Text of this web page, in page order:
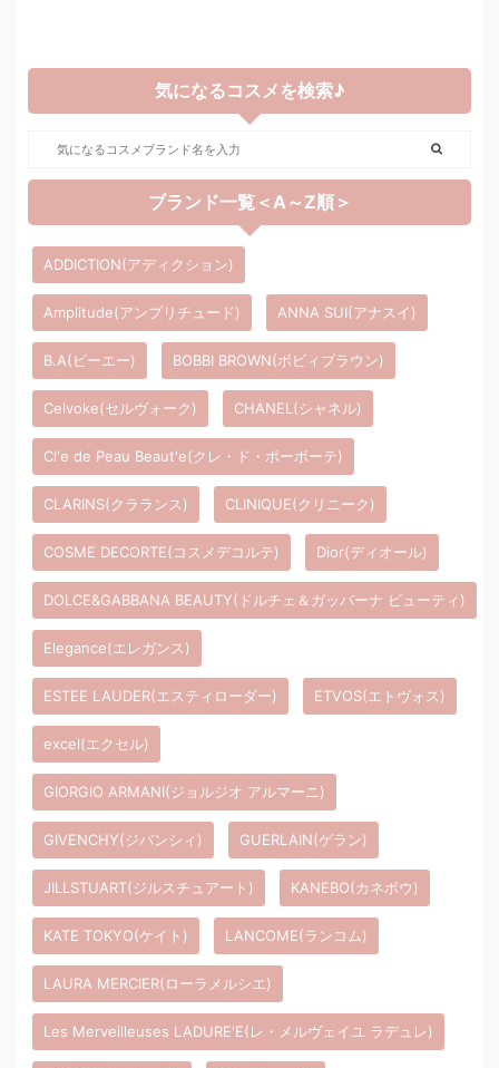
気になるコスメを検索♪
ブランド一覧＜A～Z順＞
ADDICTION(アディクション)
Amplitude(アンプリチュード) ANNA SUI(アナスイ)
B.A(ビーエー) BOBBI BROWN(ボビィブラウン)
Celvoke(セルヴォーク) CHANEL(シャネル)
Cl'e de Peau Beaut'e(クレ・ド・ポーボーテ)
CLARINS(クラランス) CLINIQUE(クリニーク)
COSME DECORTE(コスメデコルテ) Dior(ディオール)
DOLCE&GABBANA BEAUTY(ドルチェ＆ガッバーナ ビューティ)
Elegance(エレガンス)
ESTEE LAUDER(エスティローダー) ETVOS(エトヴォス)
excel(エクセル)
GIORGIO ARMANI(ジョルジオ アルマーニ)
GIVENCHY(ジバンシィ) GUERLAIN(ゲラン)
JILLSTUART(ジルスチュアート) KANEBO(カネボウ)
KATE TOKYO(ケイト) LANCOME(ランコム)
LAURA MERCIER(ローラメルシエ)
Les Merveilleuses LADURE'E(レ・メルヴェイユ ラデュレ)